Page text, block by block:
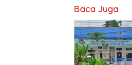
Baca Juga